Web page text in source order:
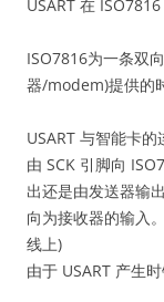
USART 在
ISO7816为一条双
器/modem)提供的
USART 与智能卡
由 SCK 引脚向
出还是由发送器输
向为接收器的输入
线上)
由于 USART 产生